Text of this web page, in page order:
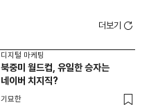
더보기
디지털 마케팅
북중미 월드컵, 유일한 승자는
네이버 치지직?
기묘한